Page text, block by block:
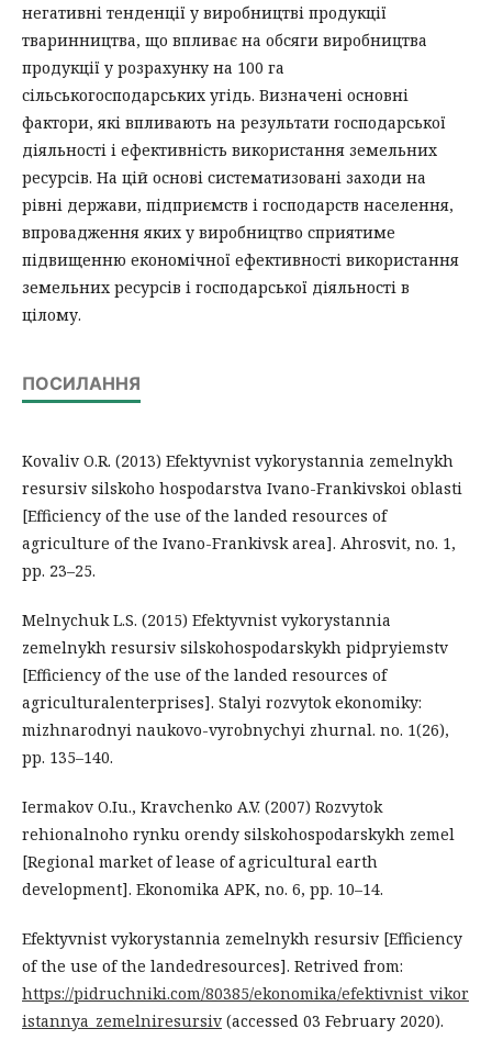
негативні тенденції у виробництві продукції
тваринництва, що впливає на обсяги виробництва
продукції у розрахунку на 100 га
сільськогосподарських угідь. Визначені основні
фактори, які впливають на результати господарської
діяльності і ефективність використання земельних
ресурсів. На цій основі систематизовані заходи на
рівні держави, підприємств і господарств населення,
впровадження яких у виробництво сприятиме
підвищенню економічної ефективності використання
земельних ресурсів і господарської діяльності в
цілому.
ПОСИЛАННЯ
Kovaliv O.R. (2013) Efektyvnist vykorystannia zemelnykh
resursiv silskoho hospodarstva Ivano-Frankivskoi oblasti
[Efficiency of the use of the landed resources of
agriculture of the Ivano-Frankivsk area]. Ahrosvit, no. 1,
pp. 23–25.
Melnychuk L.S. (2015) Efektyvnist vykorystannia
zemelnykh resursiv silskohospodarskykh pidpryiemstv
[Efficiency of the use of the landed resources of
agriculturalenterprises]. Stalyi rozvytok ekonomiky:
mizhnarodnyi naukovo-vyrobnychyi zhurnal. no. 1(26),
pp. 135–140.
Iermakov O.Iu., Kravchenko A.V. (2007) Rozvytok
rehionalnoho rynku orendy silskohospodarskykh zemel
[Regional market of lease of agricultural earth
development]. Ekonomika APK, no. 6, pp. 10–14.
Efektyvnist vykorystannia zemelnykh resursiv [Efficiency
of the use of the landedresources]. Retrived from:
https://pidruchniki.com/80385/ekonomika/efektivnist_vikor
istannya_zemelniresursiv (accessed 03 February 2020).